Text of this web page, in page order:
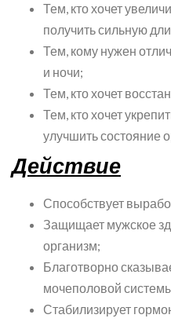
Тем, кто хочет
получить сильную
Тем, кому нужен
и ночи;
Тем, кто хочет
Тем, кто хочет
улучшить состояние
Действие
Способствует
Защищает мужское
организм;
Благотворно
мочеполовой
Стабилизирует